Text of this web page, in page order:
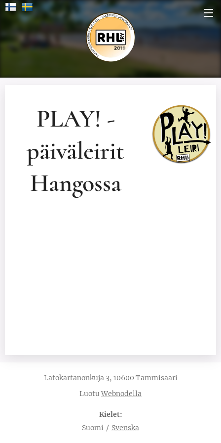
PLAY! -
päiväleirit
Hangossa
Latokartanonkuja 3, 10600 Tammisaari
LuotuWebnodella
Kielet
Suomi
Svenska